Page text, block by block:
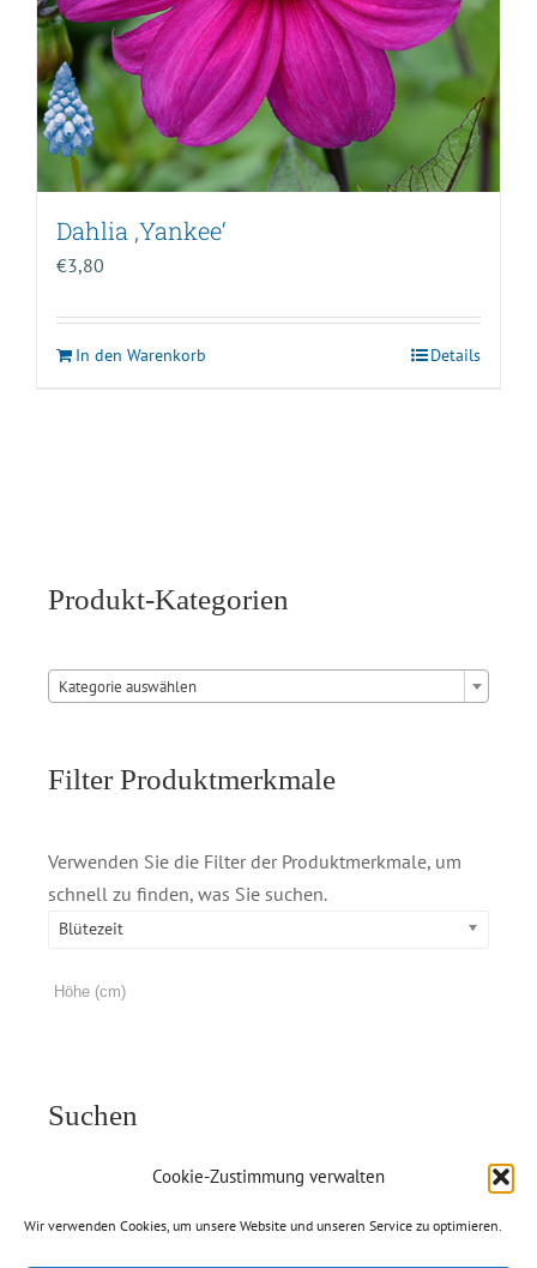
Cookie-Zustimmung verwalten
Wir verwenden Cookies, um unsere Website und unseren Service zu optimieren.
Dahlia ‚Yankee‘
€3,80
In den Warenkorb Details
Produkt-Kategorien
Kategorie auswählen
Filter Produktmerkmale
Verwenden Sie die Filter der Produktmerkmale, um
schnell zu finden, was Sie suchen.
Blütezeit
Suchen